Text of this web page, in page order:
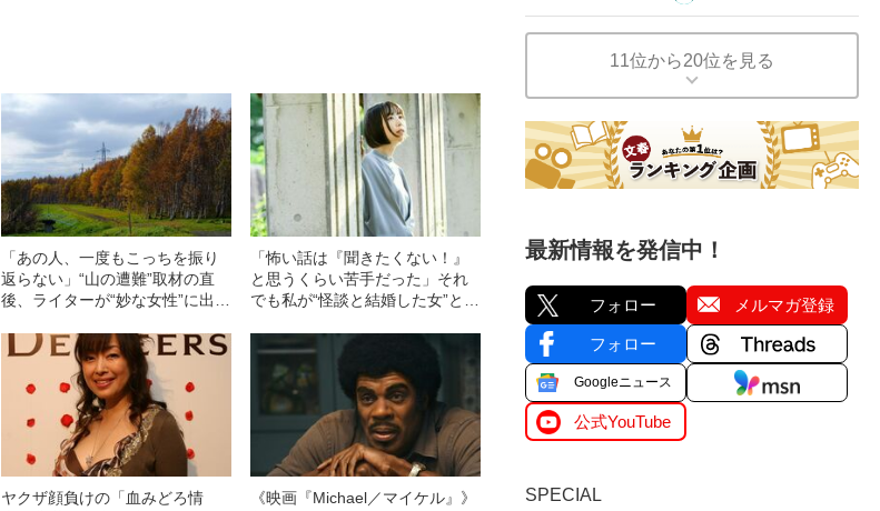
「あの人、一度もこっちを振り
返らない」“山の遭難”取材の直
後、ライターが“妙な女性”に出会
「怖い話は『聞きたくない！』
と思うくらい苦手だった」それ
でも私が“怪談と結婚した女”とし
ヤクザ顔負けの「血みどろ情
《映画『Michael／マイケル』》
11位から20位を見る
最新情報を発信中！
フォロー メルマガ登録
フォロー
Googleニュース
公式YouTube
SPECIAL